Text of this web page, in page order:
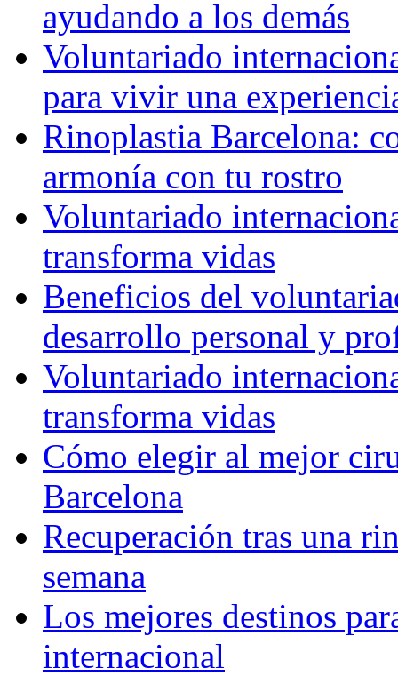
ayudando a los demás
Voluntariado
para vivir una
Rinoplastia Barcelona:
armonía con tu rostro
Voluntariado
transforma vidas
Beneficios del
desarrollo personal y
Voluntariado
transforma vidas
Cómo elegir al mejor
Barcelona
Recuperación tras una
semana
Los mejores destinos
internacional